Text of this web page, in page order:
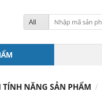
Tìm
kiếm:
TÍNH NĂNG SẢN PHẨM /